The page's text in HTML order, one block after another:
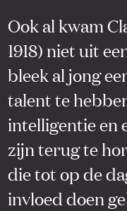
Ook al kwam
1918) niet uit
bleek al jong
talent te
intelligentie en
zijn terug te
die tot op de
invloed doen